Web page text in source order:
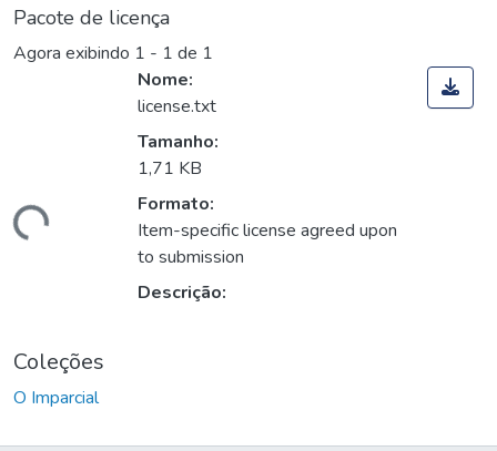
Pacote de licença
Agora exibindo 1 - 1 de 1
Nome:
license.txt
Tamanho:
1,71 KB
Formato:
Item-specific license agreed upon
to submission
Descrição:
Coleções
O Imparcial